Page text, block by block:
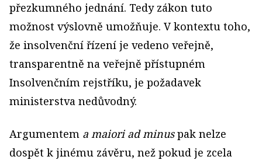
přezkumného jednání. Tedy zákon tuto
možnost výslovně umožňuje. V kontextu toho,
že insolvenční řízení je vedeno veřejně,
transparentně na veřejně přístupném
Insolvenčním rejstříku, je požadavek
ministerstva nedůvodný.
Argumentem a maiori ad minuspak nelze
dospět k jinému závěru, než pokud je zcela